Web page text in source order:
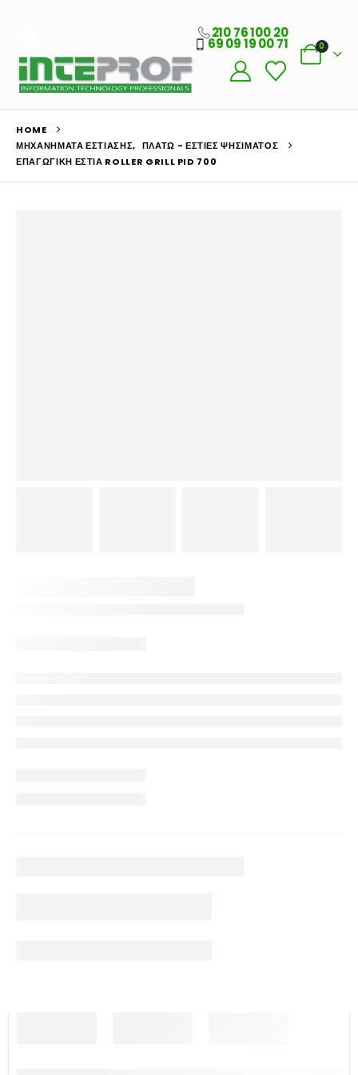
210 76 100 20
69 09 19 00 71 0
HOME
ΜΗΧΑΝΉΜΑΤΑ ΕΣΤΊΑΣΗΣ, ΠΛΑΤΏ - ΕΣΤΊΕΣ ΨΗΣΊΜΑΤΟΣ
ΕΠΑΓΩΓΙΚΉ ΕΣΤΊΑ ROLLER GRILL PID 700